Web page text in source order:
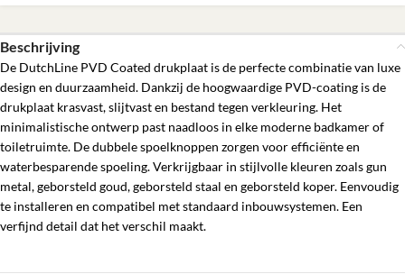
Beschrijving
De DutchLine PVD Coated drukplaat is de perfecte combinatie van luxe
design en duurzaamheid. Dankzij de hoogwaardige PVD-coating is de
drukplaat krasvast, slijtvast en bestand tegen verkleuring. Het
minimalistische ontwerp past naadloos in elke moderne badkamer of
toiletruimte. De dubbele spoelknoppen zorgen voor efficiënte en
waterbesparende spoeling. Verkrijgbaar in stijlvolle kleuren zoals gun
metal, geborsteld goud, geborsteld staal en geborsteld koper. Eenvoudig
te installeren en compatibel met standaard inbouwsystemen. Een
verfijnd detail dat het verschil maakt.